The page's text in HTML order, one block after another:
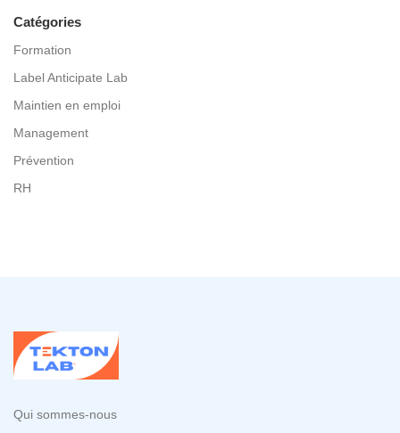
Catégories
Formation
Label Anticipate Lab
Maintien en emploi
Management
Prévention
RH
Qui sommes-nous